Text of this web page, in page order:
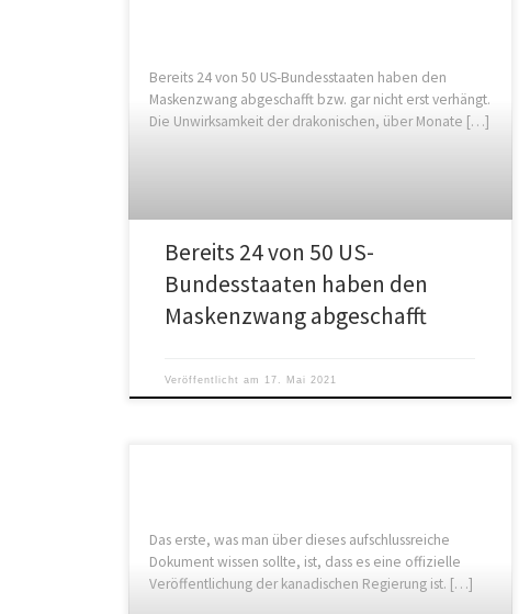
Bereits 24 von 50 US-Bundesstaaten haben den
Maskenzwang abgeschafft bzw. gar nicht erst verhängt.
Die Unwirksamkeit der drakonischen, über Monate […]
Bereits 24 von 50 US-
Bundesstaaten haben den
Maskenzwang abgeschafft
Veröffentlicht am 17. Mai 2021
Das erste, was man über dieses aufschlussreiche
Dokument wissen sollte, ist, dass es eine offizielle
Veröffentlichung der kanadischen Regierung ist. […]